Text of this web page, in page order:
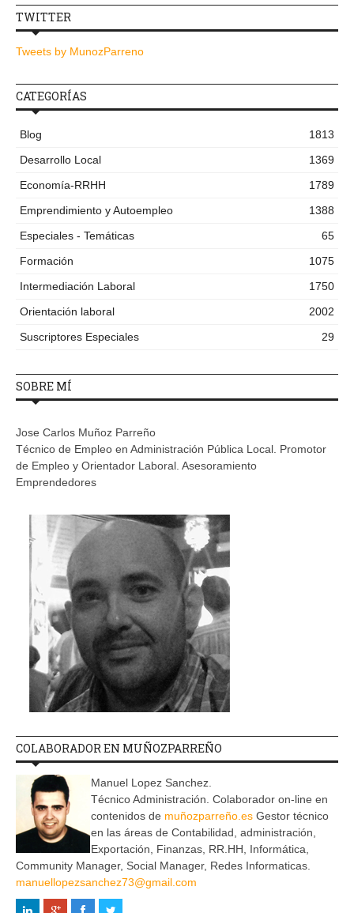
TWITTER
Tweets by MunozParreno
CATEGORÍAS
Blog
1813
Desarrollo Local
1369
Economía-RRHH
1789
Emprendimiento y Autoempleo
1388
Especiales - Temáticas
65
Formación
1075
Intermediación Laboral
1750
Orientación laboral
2002
Suscriptores Especiales
29
SOBRE MÍ
Jose Carlos Muñoz Parreño
Técnico de Empleo en Administración Pública Local. Promotor
de Empleo y Orientador Laboral. Asesoramiento
Emprendedores
COLABORADOR EN MUÑOZPARREÑO
Manuel Lopez Sanchez.
Técnico Administración. Colaborador on-line en
contenidos de muñozparreño.es Gestor técnico
en las áreas de Contabilidad, administración,
Exportación, Finanzas, RR.HH, Informática,
Community Manager, Social Manager, Redes Informaticas.
manuellopezsanchez73@gmail.com